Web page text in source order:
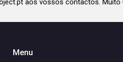
aos vossos contactos. Muito
Menu